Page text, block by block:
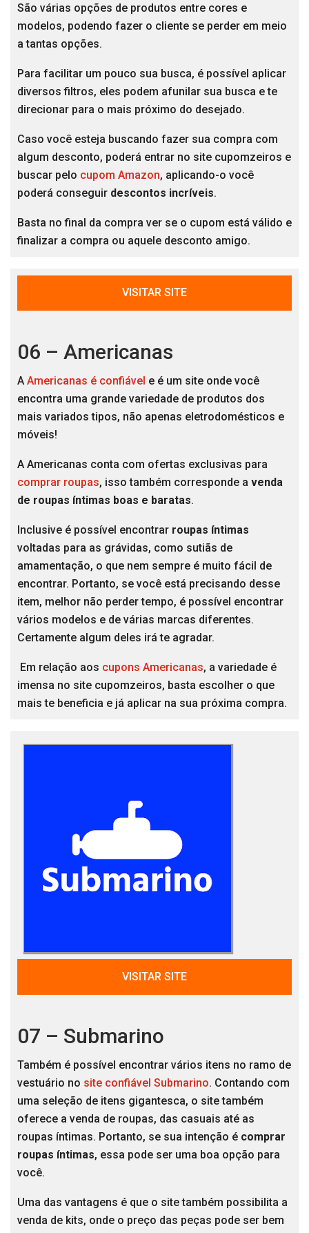
São várias opções de produtos entre cores e
modelos, podendo fazer o cliente se perder em meio
a tantas opções.
Para facilitar um pouco sua busca, é possível aplicar
diversos filtros, eles podem afunilar sua busca e te
direcionar para o mais próximo do desejado.
Caso você esteja buscando fazer sua compra com
algum desconto, poderá entrar no site cupomzeiros e
buscar pelo cupom Amazon, aplicando-o você
poderá conseguir descontos incríveis.
Basta no final da compra ver se o cupom está válido e
finalizar a compra ou aquele desconto amigo.
VISITAR SITE
06 – Americanas
A Americanas é confiável e é um site onde você
encontra uma grande variedade de produtos dos
mais variados tipos, não apenas eletrodomésticos e
móveis!
A Americanas conta com ofertas exclusivas para
comprar roupas, isso também corresponde a venda
de roupas íntimas boas e baratas.
Inclusive é possível encontrar roupas íntimas
voltadas para as grávidas, como sutiãs de
amamentação, o que nem sempre é muito fácil de
encontrar. Portanto, se você está precisando desse
item, melhor não perder tempo, é possível encontrar
vários modelos e de várias marcas diferentes.
Certamente algum deles irá te agradar.
Em relação aos cupons Americanas, a variedade é
imensa no site cupomzeiros, basta escolher o que
mais te beneficia e já aplicar na sua próxima compra.
VISITAR SITE
07 – Submarino
Também é possível encontrar vários itens no ramo de
vestuário no site confiável Submarino. Contando com
uma seleção de itens gigantesca, o site também
oferece a venda de roupas, das casuais até as
roupas íntimas. Portanto, se sua intenção é comprar
roupas íntimas, essa pode ser uma boa opção para
você.
Uma das vantagens é que o site também possibilita a
venda de kits, onde o preço das peças pode ser bem